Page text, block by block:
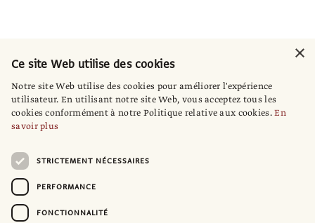
×
Ce site Web utilise des cookies
Notre site Web utilise des cookies pour améliorer l'expérience
utilisateur. En utilisant notre site Web, vous acceptez tous les
cookies conformément à notre Politique relative aux cookies.En
savoir plus
STRICTEMENT NÉCESSAIRES
PERFORMANCE
FONCTIONNALITÉ